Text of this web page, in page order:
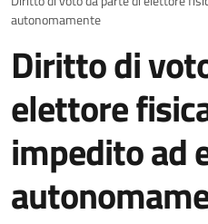
autonomamente
Diritto di
elettore
impedito ad